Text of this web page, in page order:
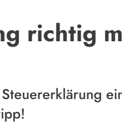
richtig